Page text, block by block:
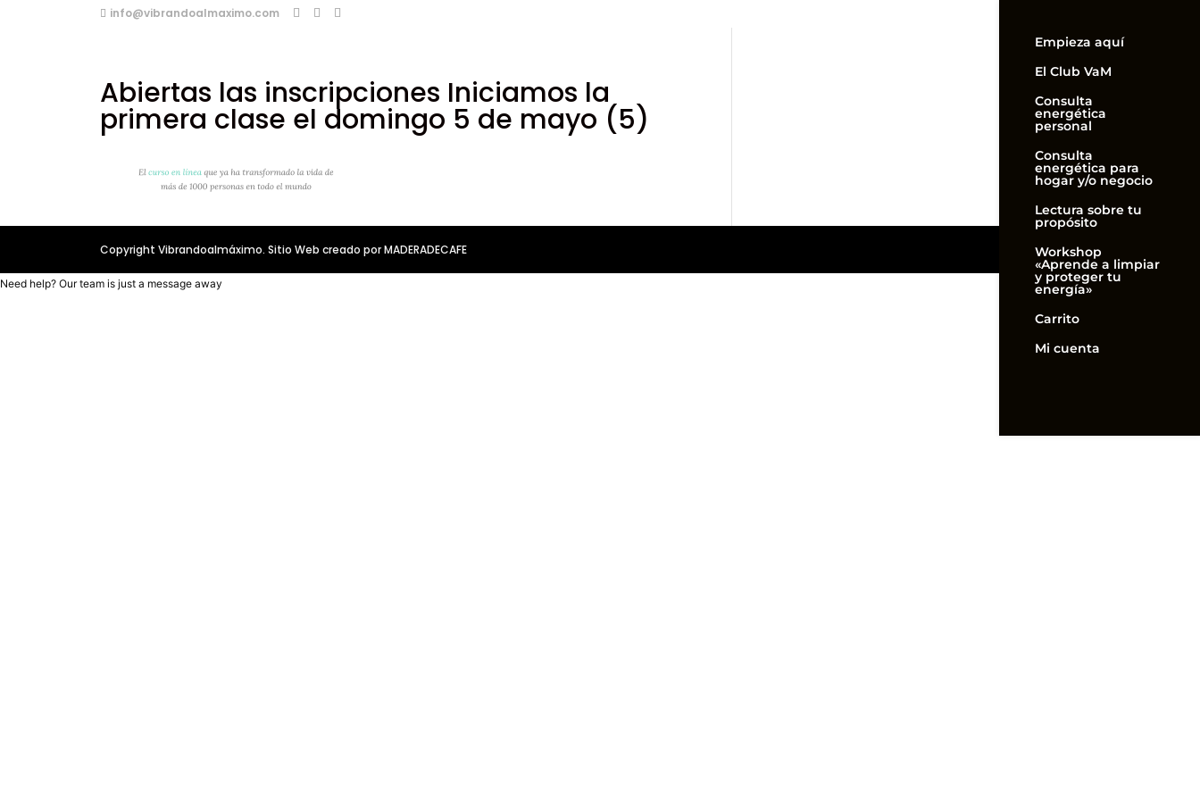
info@vibrandoalmaximo.com
Empieza aquí
El Club VaM
Consulta
energética
personal
Consulta
energética para
hogar y/o negocio
Lectura sobre tu
propósito
Workshop
«Aprende a limpiar
y proteger tu
energía»
Carrito
Mi cuenta
Abiertas las inscripciones Iniciamos la
primera clase el domingo 5 de mayo (5)
Copyright Vibrandoalmáximo. Sitio Web creado por MADERADECAFE
Need help? Our team is just a message away